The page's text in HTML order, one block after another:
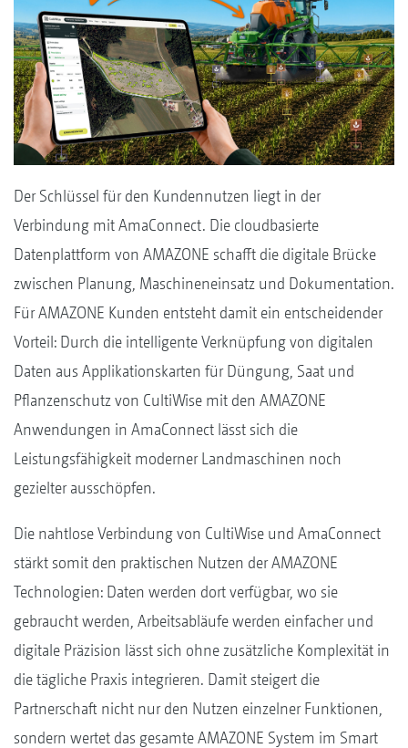
Der Schlüssel für den Kundennutzen liegt in der
Verbindung mit AmaConnect. Die cloudbasierte
Datenplattform von AMAZONE schafft die digitale Brücke
zwischen Planung, Maschineneinsatz und Dokumentation.
Für AMAZONE Kunden entsteht damit ein entscheidender
Vorteil: Durch die intelligente Verknüpfung von digitalen
Daten aus Applikationskarten für Düngung, Saat und
Pflanzenschutz von CultiWise mit den AMAZONE
Anwendungen in AmaConnect lässt sich die
Leistungsfähigkeit moderner Landmaschinen noch
gezielter ausschöpfen.
Die nahtlose Verbindung von CultiWise und AmaConnect
stärkt somit den praktischen Nutzen der AMAZONE
Technologien: Daten werden dort verfügbar, wo sie
gebraucht werden, Arbeitsabläufe werden einfacher und
digitale Präzision lässt sich ohne zusätzliche Komplexität in
die tägliche Praxis integrieren. Damit steigert die
Partnerschaft nicht nur den Nutzen einzelner Funktionen,
sondern wertet das gesamte AMAZONE System im Smart